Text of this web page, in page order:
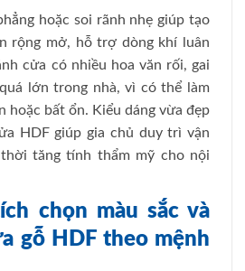
hoặc soi rãnh nhẹ giúp tạo
rộng mở, hỗ trợ dòng khí luân
cửa có nhiều hoa văn rối, gai
lớn trong nhà, vì có thể làm
hoặc bất ổn. Kiểu dáng vừa đẹp
HDF giúp gia chủ duy trì vận
tăng tính thẩm mỹ cho nội
chọn màu sắc và
gỗ HDF theo mệnh